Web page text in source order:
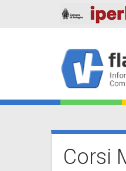
Main
Corsi